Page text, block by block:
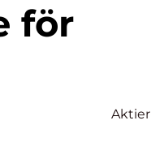
för
Aktier